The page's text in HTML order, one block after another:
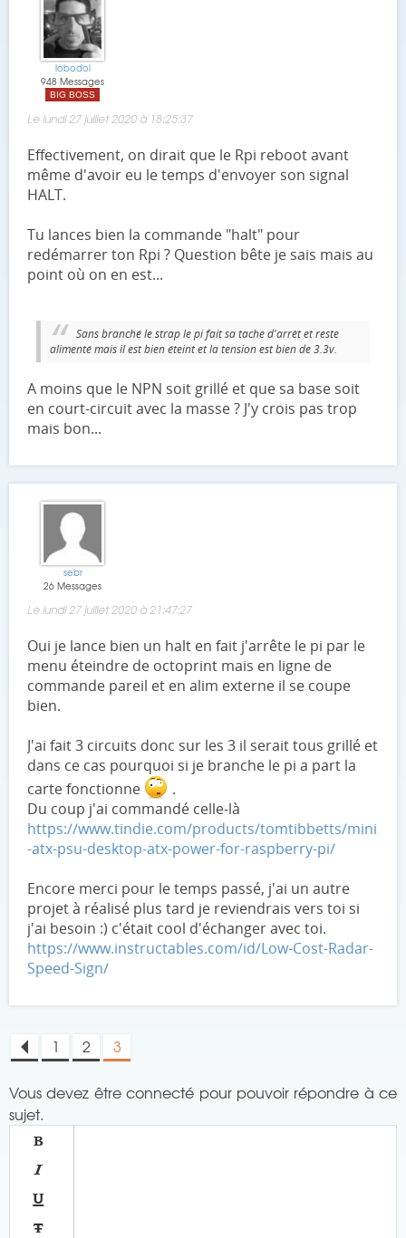
lobodol
948 Messages
BIG BOSS
Le lundi 27 juillet 2020 à 18:25:37
Effectivement, on dirait que le Rpi reboot avant
même d'avoir eu le temps d'envoyer son signal
HALT.
Tu lances bien la commande "halt" pour
redémarrer ton Rpi ? Question bête je sais mais au
point où on en est...
Sans branché le strap le pi fait sa tache d'arrêt et reste
alimenté mais il est bien éteint et la tension est bien de 3.3v.
A moins que le NPN soit grillé et que sa base soit
en court-circuit avec la masse ? J'y crois pas trop
mais bon...
sebr
26 Messages
Le lundi 27 juillet 2020 à 21:47:27
Oui je lance bien un halt en fait j'arrête le pi par le
menu éteindre de octoprint mais en ligne de
commande pareil et en alim externe il se coupe
bien.
J'ai fait 3 circuits donc sur les 3 il serait tous grillé et
dans ce cas pourquoi si je branche le pi a part la
carte fonctionne
.
Du coup j'ai commandé celle-là
https://www.tindie.com/products/tomtibbetts/mini
-atx-psu-desktop-atx-power-for-raspberry-pi/
Encore merci pour le temps passé, j'ai un autre
projet à réalisé plus tard je reviendrais vers toi si
j'ai besoin :) c'était cool d'échanger avec toi.
https://www.instructables.com/id/Low-Cost-Radar-
Speed-Sign/
1 2 3
Vous devez être connecté pour pouvoir répondre à ce
sujet.



